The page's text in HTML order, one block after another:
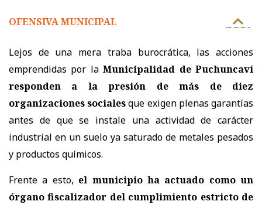
OFENSIVA MUNICIPAL
Lejos de una mera traba burocrática, las acciones
emprendidas por laMunicipalidad de Puchuncaví
responden a la presión de más de diez
organizaciones socialesque exigen plenas garantías
antes de que se instale una actividad de carácter
industrial en un suelo ya saturado de metales pesados
y productos químicos.
Frente a esto, el municipio ha actuado como un
órgano fiscalizador del cumplimiento estricto de